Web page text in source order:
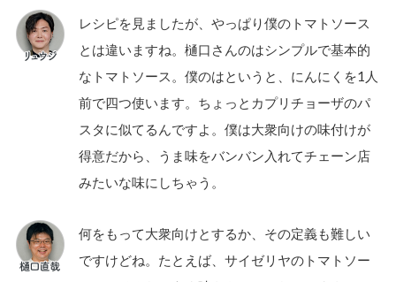
レシピを見ましたが、やっぱり僕のトマトソース
とは違いますね。樋口さんのはシンプルで基本的
なトマトソース。僕のはというと、にんにくを1人
前で四つ使います。ちょっとカプリチョーザのパ
スタに似てるんですよ。僕は大衆向けの味付けが
得意だから、うま味をバンバン入れてチェーン店
みたいな味にしちゃう。
何をもって大衆向けとするか、その定義も難しい
ですけどね。たとえば、サイゼリヤのトマトソー